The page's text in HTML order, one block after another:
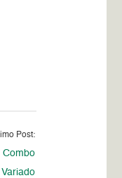
Post:
Combo
Variado